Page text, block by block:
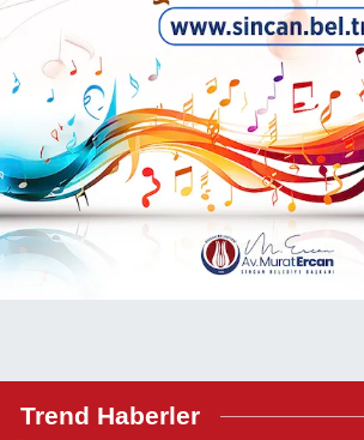
Trend Haberler